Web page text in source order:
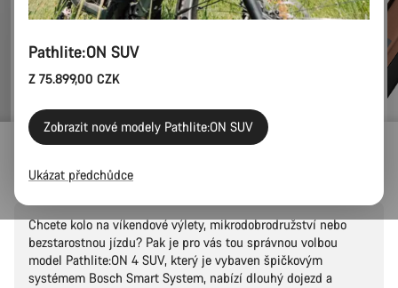
Elektrokola E-trekking Pathlite:ON Pathlite:ON SUV
Pathlite:ON 4 SUV
Chcete kolo na víkendové výlety, mikrodobrodružství nebo
bezstarostnou jízdu? Pak je pro vás tou správnou volbou
model Pathlite:ON 4 SUV, který je vybaven špičkovým
systémem Bosch Smart System, nabízí dlouhý dojezd a
Pathlite:ON SUV
Z 75.899,00 CZK
Zobrazit nové modely Pathlite:ON SUV
Ukázat předchůdce